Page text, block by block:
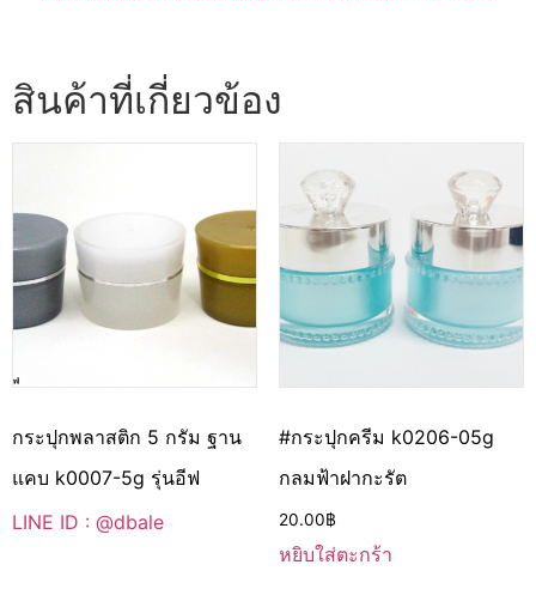
สินค้าที่เกี่ยวข้อง
กระปุกพลาสติก 5 กรัม ฐาน
แคบ k0007-5g รุ่นอีฟ
LINE ID : @dbale
#กระปุกครีม k0206-05g
กลมฟ้าฝากะรัต
20.00฿
หยิบใส่ตะกร้า